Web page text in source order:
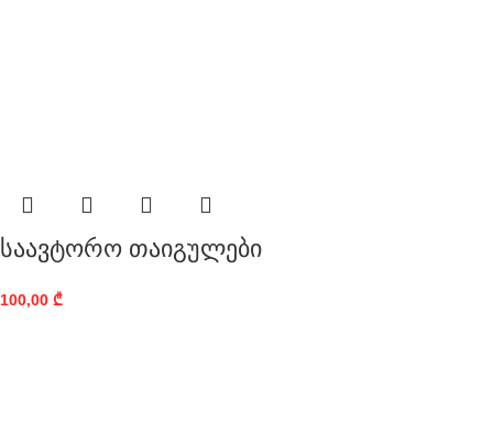
საავტორო თაიგულები
100,00 ₾